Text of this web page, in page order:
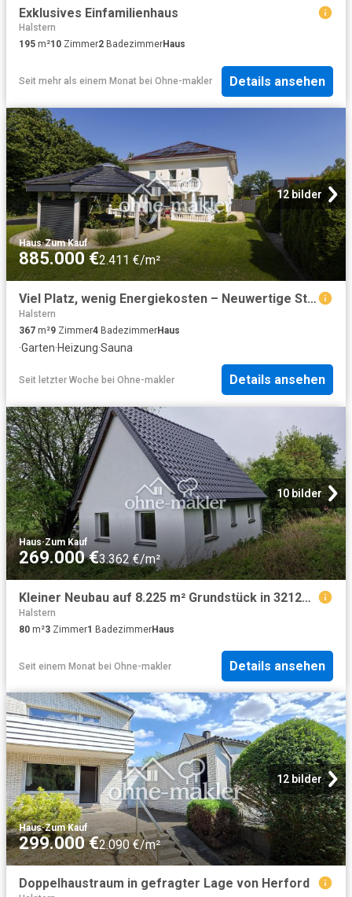
Exklusives Einfamilienhaus
Halstern
195 m²10 Zimmer2 BadezimmerHaus
Seit mehr als einem Monat bei Ohne-makler Details ansehen
12 bilder
Haus·Zum Kauf
885.000 €2.411 €/m²
Viel Platz, wenig Energiekosten – Neuwertige Stadtvilla auf 367 qm A
Halstern
367 m²9 Zimmer4 BadezimmerHaus
·Garten·Heizung·Sauna
Seit letzter Woche bei Ohne-makler Details ansehen
10 bilder
Haus·Zum Kauf
269.000 €3.362 €/m²
Kleiner Neubau auf 8.225 m² Grundstück in 32120 Hiddenhausen/NRW Rohbau eines Betriebsgebäudes
Halstern
80 m²3 Zimmer1 BadezimmerHaus
Seit einem Monat bei Ohne-makler Details ansehen
12 bilder
Haus·Zum Kauf
299.000 €2.090 €/m²
Doppelhaustraum in gefragter Lage von Herford